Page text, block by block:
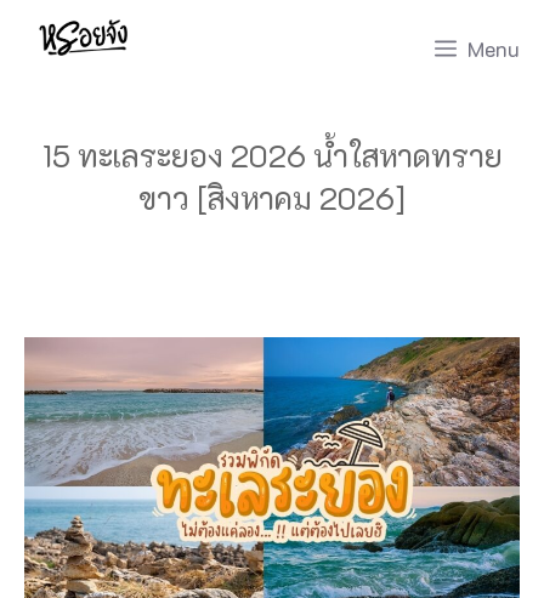
Skip
Menu
15 ทะเลระยอง 2026 น้ำใสหาดทราย
ขาว [สิงหาคม 2026]